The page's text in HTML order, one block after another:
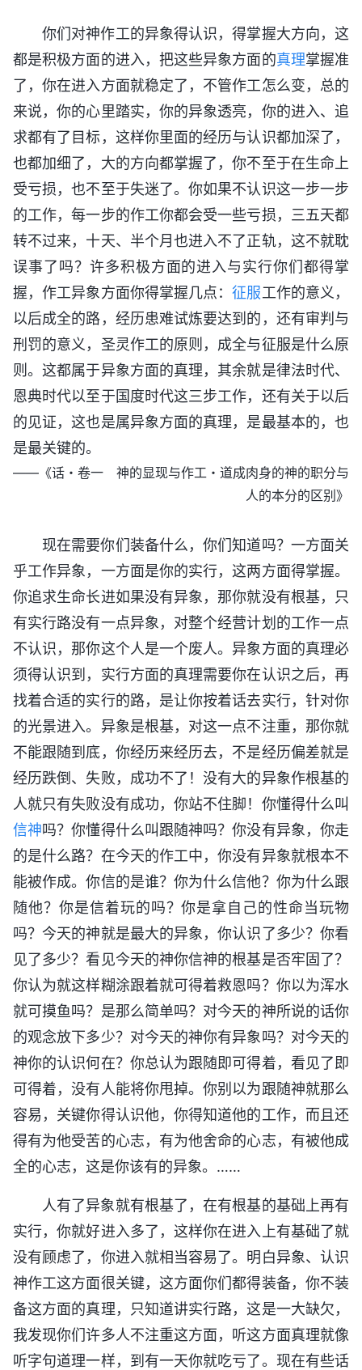
你们对神作工的异象得认识，得掌握大方向，这
都是积极方面的进入，把这些异象方面的真理掌握准
了，你在进入方面就稳定了，不管作工怎么变，总的
来说，你的心里踏实，你的异象透亮，你的进入、追
求都有了目标，这样你里面的经历与认识都加深了，
也都加细了，大的方向都掌握了，你不至于在生命上
受亏损，也不至于失迷了。你如果不认识这一步一步
的工作，每一步的作工你都会受一些亏损，三五天都
转不过来，十天、半个月也进入不了正轨，这不就耽
误事了吗？许多积极方面的进入与实行你们都得掌
握，作工异象方面你得掌握几点：征服工作的意义，
以后成全的路，经历患难试炼要达到的，还有审判与
刑罚的意义，圣灵作工的原则，成全与征服是什么原
则。这都属于异象方面的真理，其余就是律法时代、
恩典时代以至于国度时代这三步工作，还有关于以后
的见证，这也是属异象方面的真理，是最基本的，也
是最关键的。
——《话・卷一 神的显现与作工・道成肉身的神的职分与
人的本分的区别》
现在需要你们装备什么，你们知道吗？一方面关
乎工作异象，一方面是你的实行，这两方面得掌握。
你追求生命长进如果没有异象，那你就没有根基，只
有实行路没有一点异象，对整个经营计划的工作一点
不认识，那你这个人是一个废人。异象方面的真理必
须得认识到，实行方面的真理需要你在认识之后，再
找着合适的实行的路，是让你按着话去实行，针对你
的光景进入。异象是根基，对这一点不注重，那你就
不能跟随到底，你经历来经历去，不是经历偏差就是
经历跌倒、失败，成功不了！没有大的异象作根基的
人就只有失败没有成功，你站不住脚！你懂得什么叫
信神吗？你懂得什么叫跟随神吗？你没有异象，你走
的是什么路？在今天的作工中，你没有异象就根本不
能被作成。你信的是谁？你为什么信他？你为什么跟
随他？你是信着玩的吗？你是拿自己的性命当玩物
吗？今天的神就是最大的异象，你认识了多少？你看
见了多少？看见今天的神你信神的根基是否牢固了？
你认为就这样糊涂跟着就可得着救恩吗？你以为浑水
就可摸鱼吗？是那么简单吗？对今天的神所说的话你
的观念放下多少？对今天的神你有异象吗？对今天的
神你的认识何在？你总认为跟随即可得着，看见了即
可得着，没有人能将你甩掉。你别以为跟随神就那么
容易，关键你得认识他，你得知道他的工作，而且还
得有为他受苦的心志，有为他舍命的心志，有被他成
全的心志，这是你该有的异象。……
人有了异象就有根基了，在有根基的基础上再有
实行，你就好进入多了，这样你在进入上有基础了就
没有顾虑了，你进入就相当容易了。明白异象、认识
神作工这方面很关键，这方面你们都得装备，你不装
备这方面的真理，只知道讲实行路，这是一大缺欠，
我发现你们许多人不注重这方面，听这方面真理就像
听字句道理一样，到有一天你就吃亏了。现在有些话